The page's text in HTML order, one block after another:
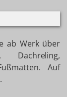
ab Werk über
Dachreling,
Auf